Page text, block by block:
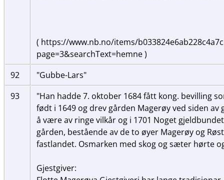
( https://www.nb.no/items/
page=3&searchText=hemne )
92
"Gubbe-Lars"
93
"Han hadde 7. oktober 1684 fått kong. bevilling
født i 1649 og drev gården Magerøy ved siden av
å være av ringe vilkår og i 1701 Noget
gården, bestående av de to øyer Magerøy og
fastlandet. Osmarken med skog og sæter hørte
Gjestgiver: